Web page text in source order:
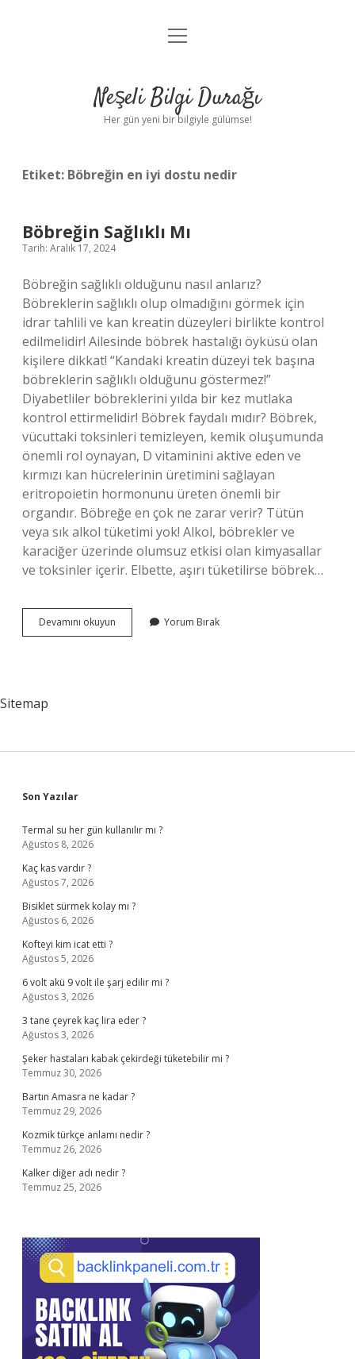
Anasayfa
Yasal Uyarı
menüyü
Neşeli Bilgi Durağı
Her gün yeni bir bilgiyle gülümse!
Etiket: Böbreğin en iyi dostu nedir
Böbreğin Sağlıklı Mı
Tarih: Aralık 17, 2024
Böbreğin sağlıklı olduğunu nasıl anlarız?
Böbreklerin sağlıklı olup olmadığını görmek için
idrar tahlili ve kan kreatin düzeyleri birlikte kontrol
edilmelidir! Ailesinde böbrek hastalığı öyküsü olan
kişilere dikkat! “Kandaki kreatin düzeyi tek başına
böbreklerin sağlıklı olduğunu göstermez!”
Diyabetliler böbreklerini yılda bir kez mutlaka
kontrol ettirmelidir! Böbrek faydalı mıdır? Böbrek,
vücuttaki toksinleri temizleyen, kemik oluşumunda
önemli rol oynayan, D vitaminini aktive eden ve
kırmızı kan hücrelerinin üretimini sağlayan
eritropoietin hormonunu üreten önemli bir
organdır. Böbreğe en çok ne zarar verir? Tütün
veya sık alkol tüketimi yok! Alkol, böbrekler ve
karaciğer üzerinde olumsuz etkisi olan kimyasallar
ve toksinler içerir. Elbette, aşırı tüketilirse böbrek…
Devamını okuyun Böbreğin
Sağlıklı
Yorum Bırak
Sitemap
Sidebar
Son Yazılar
Termal su her gün kullanılır mı ?
Ağustos 8, 2026
Kaç kas vardır ?
Ağustos 7, 2026
Bisiklet sürmek kolay mı ?
Ağustos 6, 2026
Kofteyi kim icat etti ?
Ağustos 5, 2026
6 volt akü 9 volt ile şarj edilir mi ?
Ağustos 3, 2026
3 tane çeyrek kaç lira eder ?
Ağustos 3, 2026
Şeker hastaları kabak çekirdeği tüketebilir mi ?
Temmuz 30, 2026
Bartın Amasra ne kadar ?
Temmuz 29, 2026
Kozmik türkçe anlamı nedir ?
Temmuz 26, 2026
Kalker diğer adı nedir ?
Temmuz 25, 2026